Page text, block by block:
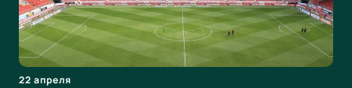
22 апреля